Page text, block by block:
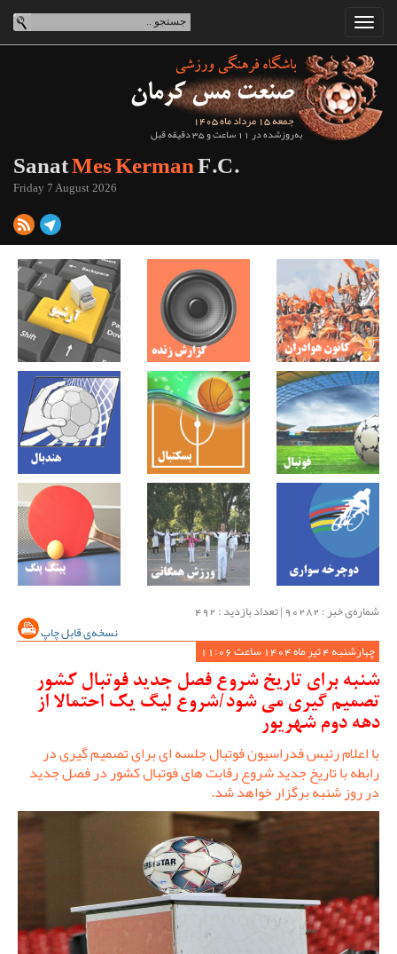
جمعه 15 مرداد ماه 1405
به‌روزشده در 11 ساعت و 35 دقیقه قبل
SanatMes KermanF.C.
Friday 7 August 2026
شماره‌ی خبر : ‌90282 | تعداد بازدید : 492
نسخه‌ی قابل چاپ
چهارشنبه 4 تیر ماه 1404 ساعت 11:06
شنبه برای تاریخ شروع فصل جدید فوتبال کشور
تصمیم گیری می شود/شروع لیگ یک احتمالا از
دهه دوم شهریور
با اعلام رئیس فدراسیون فوتبال جلسه ای برای تصمیم گیری در
رابطه با تاریخ جدید شروع رقابت های فوتبال کشور در فصل جدید
در روز شنبه برگزار خواهد شد.